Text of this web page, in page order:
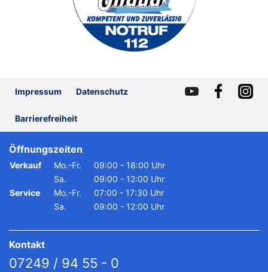
Impressum Datenschutz
Barrierefreiheit
Öffnungszeiten
Verkauf Mo.-Fr.
09:00 - 18:00 Uhr
Sa.
09:00 - 12:00 Uhr
Service
Mo.-Fr.
07:00 - 17:30 Uhr
Sa.
09:00 - 12:00 Uhr
Kontakt
07249 / 94 55 - 0